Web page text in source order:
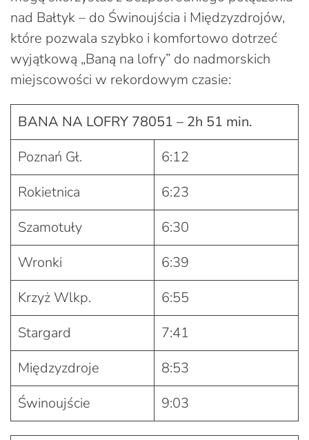
nad Bałtyk – do Świnoujścia i Międzyzdrojów,
które pozwala szybko i komfortowo dotrzeć
wyjątkową „Baną na lofry” do nadmorskich
miejscowości w rekordowym czasie:
BANA NA LOFRY 78051 – 2h 51 min.
Poznań Gł.
6:12
Rokietnica
6:23
Szamotuły
6:30
Wronki
6:39
Krzyż Wlkp.
6:55
Stargard
7:41
Międzyzdroje
8:53
Świnoujście
9:03